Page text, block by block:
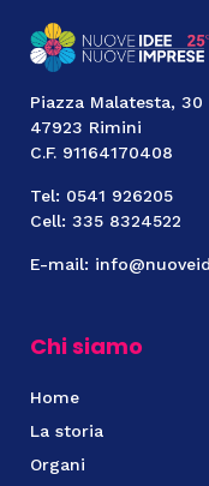
Piazza Malatesta, 30
47923 Rimini
C.F. 91164170408
Tel: 0541 926205
Cell: 335 8324522
E-mail:
Chi siamo
Home
La storia
Organi